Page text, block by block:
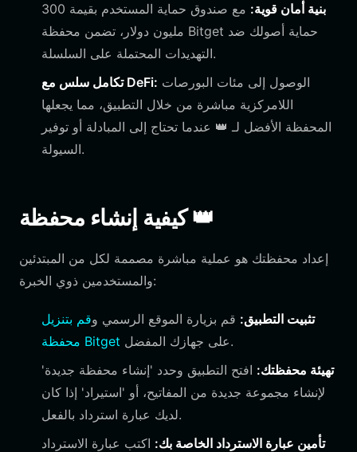
بنية أمان قوية:
مع صندوق حماية المستخدم بقيمة 300
مليون دولار، تضمن محفظة Bitget حماية أصولك ضد
التهديدات المحتملة على السلسلة.
تكامل سلس مع DeFi:
اللامركزية مباشرة من خلال التطبيق، مما يجعلها
المحفظة الأفضل لـ 👑 عندما تحتاج إلى المبادلة أو توفير
السيولة.
كيفية إنشاء محفظة 👑
إعداد محفظتك هو عملية مباشرة مصممة لكل من المبتدئين
والمستخدمين ذوي الخبرة:
تثبيت التطبيق: قم بزيارة الموقع الرسمي وقم بتنزيل
محفظة Bitget
على جهازك المفضل.
تهيئة محفظتك: افتح التطبيق وحدد 'إنشاء محفظة جديدة'
لإنشاء مجموعة جديدة من المفاتيح، أو 'استيراد' إذا كان
لديك عبارة استرداد بالفعل.
تأمين عبارة الاسترداد الخاصة بك: اكتب عبارة الاسترداد